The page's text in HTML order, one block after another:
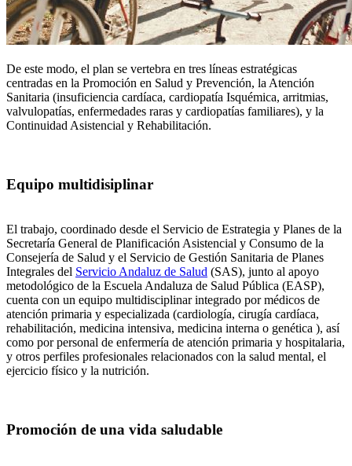
De este modo, el plan se vertebra en tres líneas estratégicas
centradas en la Promoción en Salud y Prevención, la Atención
Sanitaria (insuficiencia cardíaca, cardiopatía Isquémica, arritmias,
valvulopatías, enfermedades raras y cardiopatías familiares), y la
Continuidad Asistencial y Rehabilitación.
Equipo multidisiplinar
El trabajo, coordinado desde el Servicio de Estrategia y Planes de la
Secretaría General de Planificación Asistencial y Consumo de la
Consejería de Salud y el Servicio de Gestión Sanitaria de Planes
Integrales del Servicio Andaluz de Salud (SAS), junto al apoyo
metodológico de la Escuela Andaluza de Salud Pública (EASP),
cuenta con un equipo multidisciplinar integrado por médicos de
atención primaria y especializada (cardiología, cirugía cardíaca,
rehabilitación, medicina intensiva, medicina interna o genética ), así
como por personal de enfermería de atención primaria y hospitalaria,
y otros perfiles profesionales relacionados con la salud mental, el
ejercicio físico y la nutrición.
Promoción de una vida saludable